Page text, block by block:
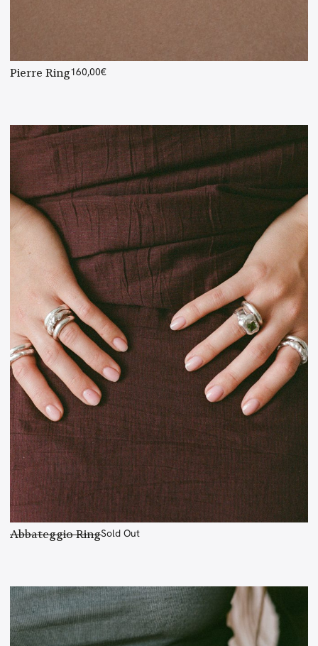
Pierre Ring160,00€
Abbateggio RingSold Out